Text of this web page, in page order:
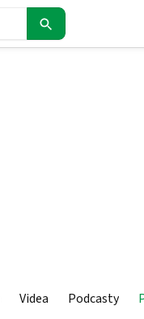
Videa Podcasty